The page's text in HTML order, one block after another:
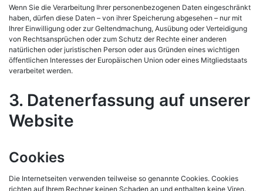
Wenn Sie die Verarbeitung Ihrer personenbezogenen Daten eingeschränkt
haben, dürfen diese Daten – von ihrer Speicherung abgesehen – nur mit
Ihrer Einwilligung oder zur Geltendmachung, Ausübung oder Verteidigung
von Rechtsansprüchen oder zum Schutz der Rechte einer anderen
natürlichen oder juristischen Person oder aus Gründen eines wichtigen
öffentlichen Interesses der Europäischen Union oder eines Mitgliedstaats
verarbeitet werden.
3. Datenerfassung auf unserer
Website
Cookies
Die Internetseiten verwenden teilweise so genannte Cookies. Cookies
richten auf Ihrem Rechner keinen Schaden an und enthalten keine Viren.